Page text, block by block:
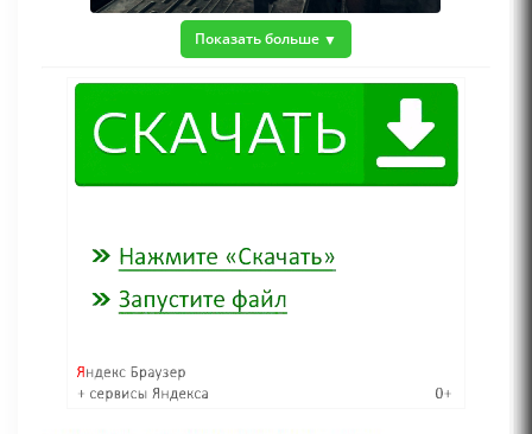
Показать больше